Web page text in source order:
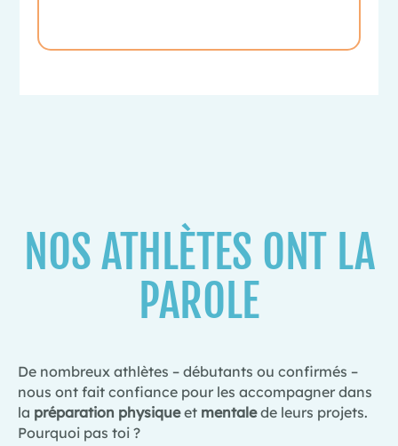
NOS ATHLÈTES ONT LA
PAROLE
De nombreux athlètes – débutants ou confirmés –
nous ont fait confiance pour les accompagner dans
la préparation physiqueet mentalede leurs projets.
Pourquoi pas toi ?